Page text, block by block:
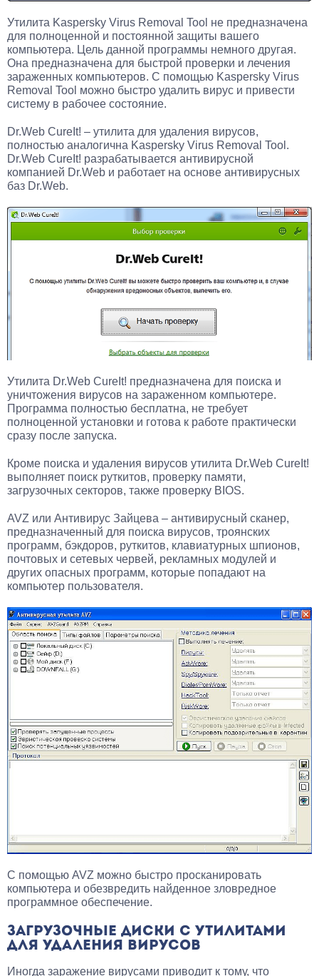
Утилита Kaspersky Virus Removal Tool не предназначена
для полноценной и постоянной защиты вашего
компьютера. Цель данной программы немного другая.
Она предназначена для быстрой проверки и лечения
зараженных компьютеров. С помощью Kaspersky Virus
Removal Tool можно быстро удалить вирус и привести
систему в рабочее состояние.
Dr.Web CureIt! – утилита для удаления вирусов,
полностью аналогична Kaspersky Virus Removal Tool.
Dr.Web CureIt! разрабатывается антивирусной
компанией Dr.Web и работает на основе антивирусных
баз Dr.Web.
Утилита Dr.Web CureIt! предназначена для поиска и
уничтожения вирусов на зараженном компьютере.
Программа полностью бесплатна, не требует
полноценной установки и готова к работе практически
сразу после запуска.
Кроме поиска и удаления вирусов утилита Dr.Web CureIt!
выполняет поиск руткитов, проверку памяти,
загрузочных секторов, также проверку BIOS.
AVZ или Антивирус Зайцева – антивирусный сканер,
предназначенный для поиска вирусов, троянских
программ, бэкдоров, руткитов, клавиатурных шпионов,
почтовых и сетевых червей, рекламных модулей и
других опасных программ, которые попадают на
компьютер пользователя.
С помощью AVZ можно быстро просканировать
компьютера и обезвредить найденное зловредное
программное обеспечение.
ЗАГРУЗОЧНЫЕ ДИСКИ С УТИЛИТАМИ
ДЛЯ УДАЛЕНИЯ ВИРУСОВ
Иногда заражение вирусами приводит к тому, что